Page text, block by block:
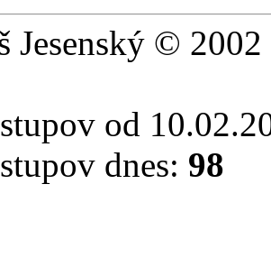
Jesenský ©
od
dnes: 98